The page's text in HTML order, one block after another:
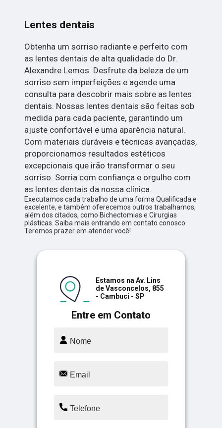
Lentes dentais
Obtenha um sorriso radiante e perfeito com
as lentes dentais de alta qualidade do Dr.
Alexandre Lemos. Desfrute da beleza de um
sorriso sem imperfeições e agende uma
consulta para descobrir mais sobre as lentes
dentais. Nossas lentes dentais são feitas sob
medida para cada paciente, garantindo um
ajuste confortável e uma aparência natural.
Com materiais duráveis e técnicas avançadas,
proporcionamos resultados estéticos
excepcionais que irão transformar o seu
sorriso. Sorria com confiança e orgulho com
as lentes dentais da nossa clínica.
Executamos cada trabalho de uma forma Qualificada e
excelente, e também oferecemos outros trabalhamos,
além dos citados, como Bichectomias e Cirurgias
plásticas. Saiba mais entrando em contato conosco.
Teremos prazer em atender você!
Entre em Contato
Estamos na Av. Lins
de Vasconcelos, 855
- Cambuci - SP